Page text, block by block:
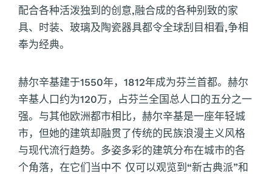
配合各种活泼独到的创意,融合成的各种别致的家
具、时装、玻璃及陶瓷器具都令全球刮目相看,争相
奉为经典。
赫尔辛基建于1550年，1812年成为芬兰首都。赫尔
辛基人口约为120万，占芬兰全国总人口的五分之一
强。与其他欧洲都市相比，赫尔辛基是一座年轻城
市，但她的建筑却融贯了传统的民族浪漫主义风格
与现代流行趋势。多姿多彩的建筑分布在城市的各
个角落，在它们当中不 仅可以观览到“新古典派”和